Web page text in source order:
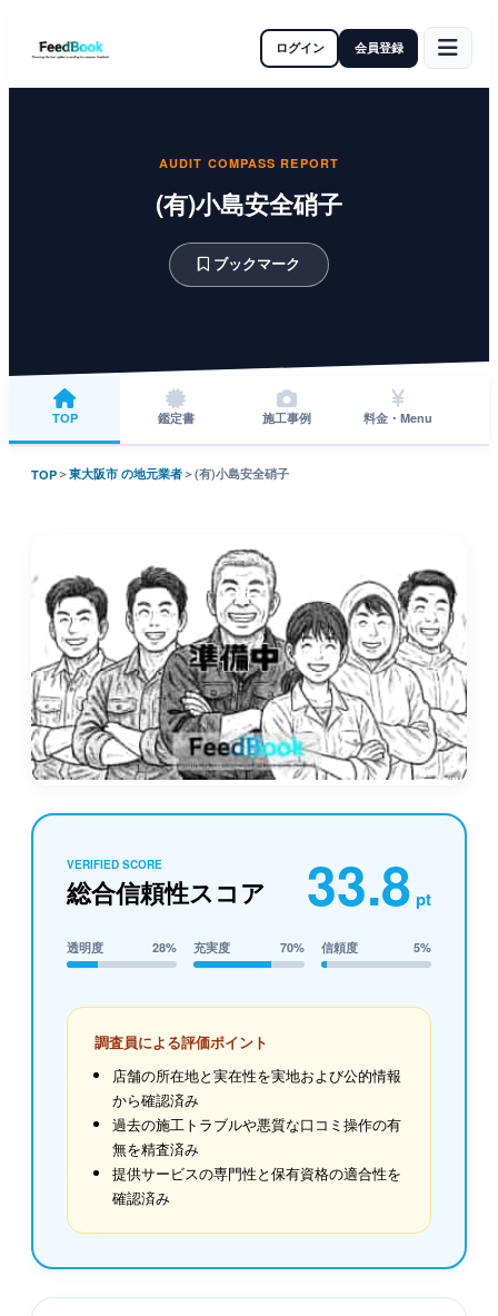
ログイン 会員登録
AUDIT COMPASS REPORT
(有)小島安全硝子
ブックマーク
TOP 鑑定書 施工事例 料金・Menu
TOP＞東大阪市 の地元業者＞(有)小島安全硝子
VERIFIED SCORE
総合信頼性スコア 33.8 pt
透明度 28% 充実度 70% 信頼度 5%
調査員による評価ポイント
店舗の所在地と実在性を実地および公的情報
から確認済み
過去の施工トラブルや悪質な口コミ操作の有
無を精査済み
提供サービスの専門性と保有資格の適合性を
確認済み